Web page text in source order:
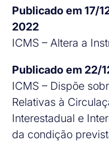
Publicado em 17/
2022
ICMS – Altera a
Publicado em 22/
ICMS – Dispõe
Relativas à
Interestadual e
da condição